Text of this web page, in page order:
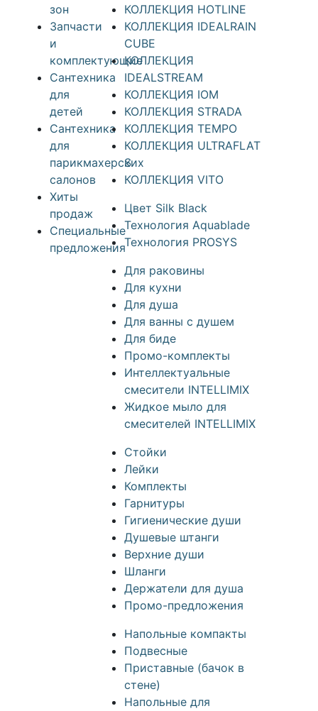
зон
Запчасти
и
комплектующие
Сантехника
для
детей
Сантехника
для
парикмахерских
салонов
Хиты
продаж
Специальные
предложения
КОЛЛЕКЦИЯ HOTLINE
КОЛЛЕКЦИЯ IDEALRAIN
CUBE
КОЛЛЕКЦИЯ
IDEALSTREAM
КОЛЛЕКЦИЯ IOM
КОЛЛЕКЦИЯ STRADA
КОЛЛЕКЦИЯ TEMPO
КОЛЛЕКЦИЯ ULTRAFLAT
S
КОЛЛЕКЦИЯ VITO
Цвет Silk Black
Технология Aquablade
Технология PROSYS
Для раковины
Для кухни
Для душа
Для ванны с душем
Для биде
Промо-комплекты
Интеллектуальные
смесители INTELLIMIX
Жидкое мыло для
смесителей INTELLIMIX
Стойки
Лейки
Комплекты
Гарнитуры
Гигиенические души
Душевые штанги
Верхние души
Шланги
Держатели для душа
Промо-предложения
Напольные компакты
Подвесные
Приставные (бачок в
стене)
Напольные для